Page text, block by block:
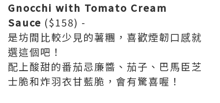
Gnocchi with Tomato Cream
Sauce ($158) -
是坊間比較少見的薯糰，喜歡煙韌口感就
選這個吧！
配上酸甜的番茄忌廉醬、茄子、巴馬臣芝
士脆和炸羽衣甘藍脆，會有驚喜喔！